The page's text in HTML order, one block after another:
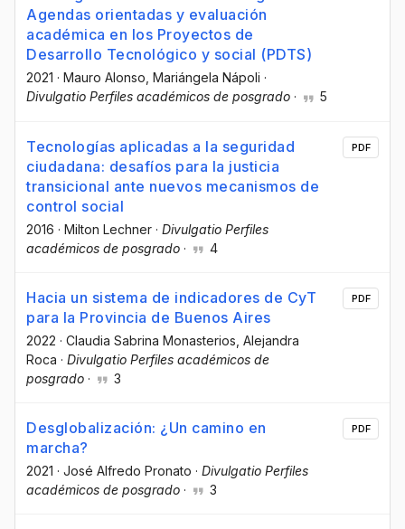
Agendas orientadas y evaluación
académica en los Proyectos de
Desarrollo Tecnológico y social (PDTS)
2021 · Mauro Alonso , Mariángela Nápoli ·
Divulgatio Perfiles académicos de posgrado · 5
Tecnologías aplicadas a la seguridad
ciudadana: desafíos para la justicia
transicional ante nuevos mecanismos de
control social
2016 · Milton Lechner · Divulgatio Perfiles
académicos de posgrado · 4
PDF
Hacia un sistema de indicadores de CyT
para la Provincia de Buenos Aires
2022 · Claudia Sabrina Monasterios , Alejandra
Roca · Divulgatio Perfiles académicos de
posgrado · 3
PDF
Desglobalización: ¿Un camino en
marcha?
2021 · José Alfredo Pronato · Divulgatio Perfiles
académicos de posgrado · 3
PDF